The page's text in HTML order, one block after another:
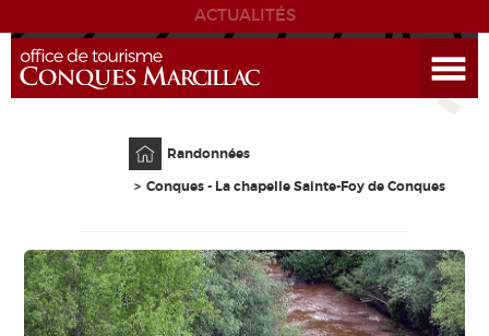
ACTUALITÉS
ENVIEDE...
DÉCOUVRIR LA DESTINATION
EXPÉRIENCES
SÉJOURNER
Randonnées
Conques - La chapelle Sainte-Foy de Conques